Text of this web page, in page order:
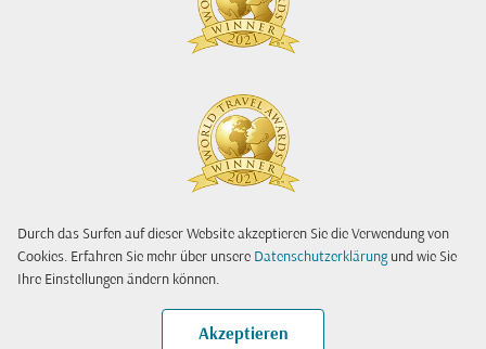
Durch das Surfen auf dieser Website akzeptieren Sie die Verwendung von
Cookies. Erfahren Sie mehr über unsere Datenschutzerklärung und wie Sie
Ihre Einstellungen ändern können.
Akzeptieren